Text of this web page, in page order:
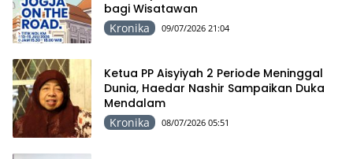
bagi Wisatawan
Kronika 09/07/2026 21:04
Ketua PP Aisyiyah 2 Periode Meninggal
Dunia, Haedar Nashir Sampaikan Duka
Mendalam
Kronika 08/07/2026 05:51